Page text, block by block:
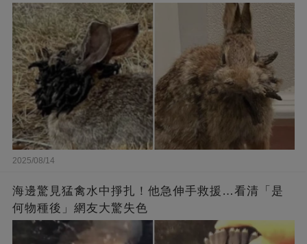
2025/08/14
海邊驚見猛禽水中掙扎！他急伸手救援…看清「是
何物種後」網友大驚失色